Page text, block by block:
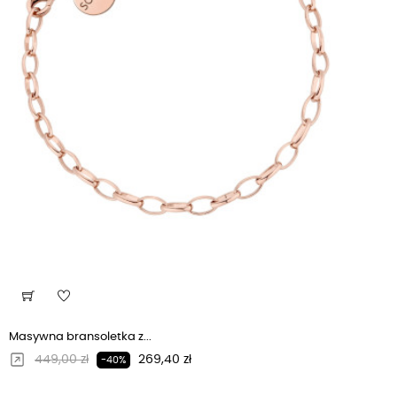
Masywna bransoletka z...
Regularna cena
449,00 zł -40% Cena
269,40 zł